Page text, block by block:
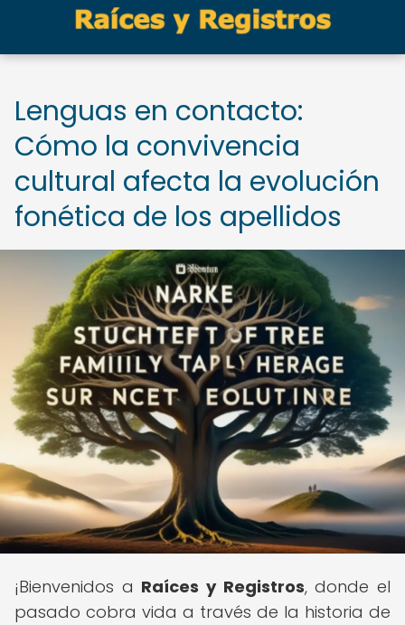
Lenguas en contacto:
Cómo la convivencia
cultural afecta la evolución
fonética de los apellidos
¡Bienvenidos a Raíces y Registros, donde el
pasado cobra vida a través de la historia de